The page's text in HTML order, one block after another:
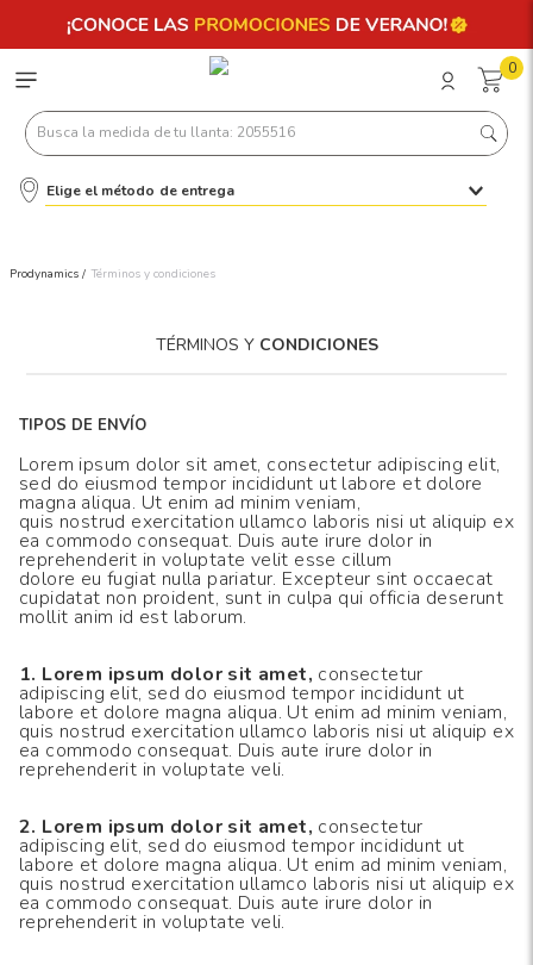
0
Busca la medida de tu llanta: 2055516
Elige el método de entrega
Prodynamics / Términos y condiciones
TÉRMINOS Y CONDICIONES
TIPOS DE ENVÍO
Lorem ipsum dolor sit amet, consectetur adipiscing elit,
sed do eiusmod tempor incididunt ut labore et dolore
magna aliqua. Ut enim ad minim veniam,
quis nostrud exercitation ullamco laboris nisi ut aliquip ex
ea commodo consequat. Duis aute irure dolor in
reprehenderit in voluptate velit esse cillum
dolore eu fugiat nulla pariatur. Excepteur sint occaecat
cupidatat non proident, sunt in culpa qui officia deserunt
mollit anim id est laborum.
1. Lorem ipsum dolor sit amet, consectetur
adipiscing elit, sed do eiusmod tempor incididunt ut
labore et dolore magna aliqua. Ut enim ad minim veniam,
quis nostrud exercitation ullamco laboris nisi ut aliquip ex
ea commodo consequat. Duis aute irure dolor in
reprehenderit in voluptate veli.
2. Lorem ipsum dolor sit amet, consectetur
adipiscing elit, sed do eiusmod tempor incididunt ut
labore et dolore magna aliqua. Ut enim ad minim veniam,
quis nostrud exercitation ullamco laboris nisi ut aliquip ex
ea commodo consequat. Duis aute irure dolor in
reprehenderit in voluptate veli.
Términos más buscados
7.245
8 195 65 15
9 195